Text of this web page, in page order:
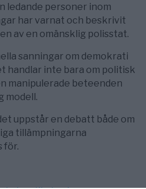
ledande personer inom
har varnat och beskrivit
av en omänsklig polisstat.
sanningar om demokrati
handlar inte bara om politisk
manipulerade beteenden
modell.
uppstår en debatt både om
tillämpningarna
för.